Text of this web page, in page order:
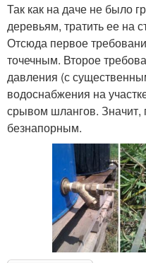
Так как на даче не было
деревьям, тратить ее на
Отсюда первое
точечным. Второе
давления (с
водоснабжения на
срывом шлангов.
безнапорным.